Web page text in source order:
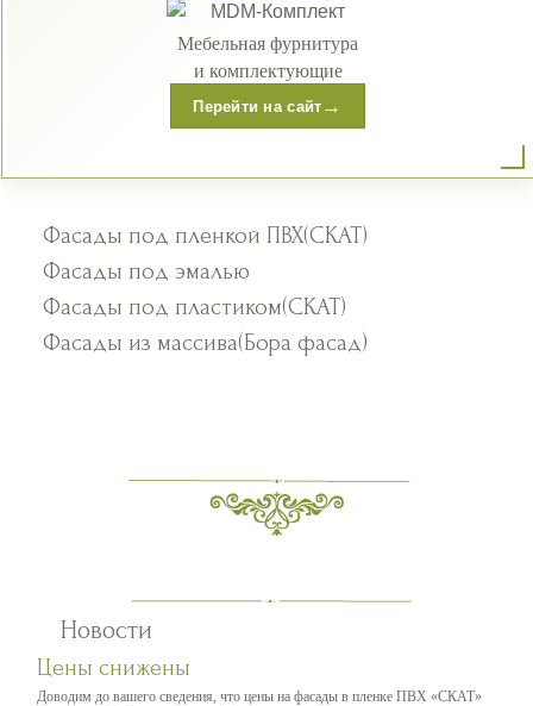
Мебельная фурнитура
и комплектующие
Перейти на сайт →
Фасады под пленкой ПВХ(СКАТ)
Фасады под эмалью
Фасады под пластиком(СКАТ)
Фасады из массива(Бора фасад)
Новости
Цены снижены
Доводим до вашего сведения, что цены на фасады в пленке ПВХ «СКАТ»